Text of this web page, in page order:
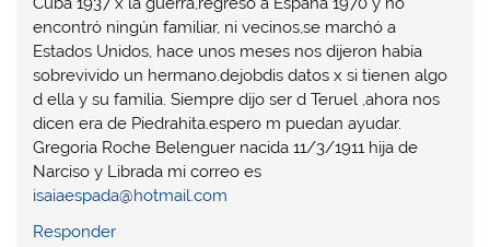
encontró ningún familiar, ni vecinos,se marchó a
Estados Unidos, hace unos meses nos dijeron había
sobrevivido un hermano.dejobdis datos x si tienen algo
d ella y su familia. Siempre dijo ser d Teruel ,ahora nos
dicen era de Piedrahita.espero m puedan ayudar.
Gregoria Roche Belenguer nacida 11/3/1911 hija de
Narciso y Librada mi correo es
isaiaespada@hotmail.com
Responder